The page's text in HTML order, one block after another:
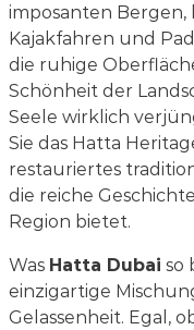
imposanten Bergen,
Kajakfahren und
die ruhige
Schönheit der
Seele wirklich
Sie das Hatta
restauriertes
die reiche
Region bietet.
Was Hatta Dubai so
einzigartige
Gelassenheit. Egal,